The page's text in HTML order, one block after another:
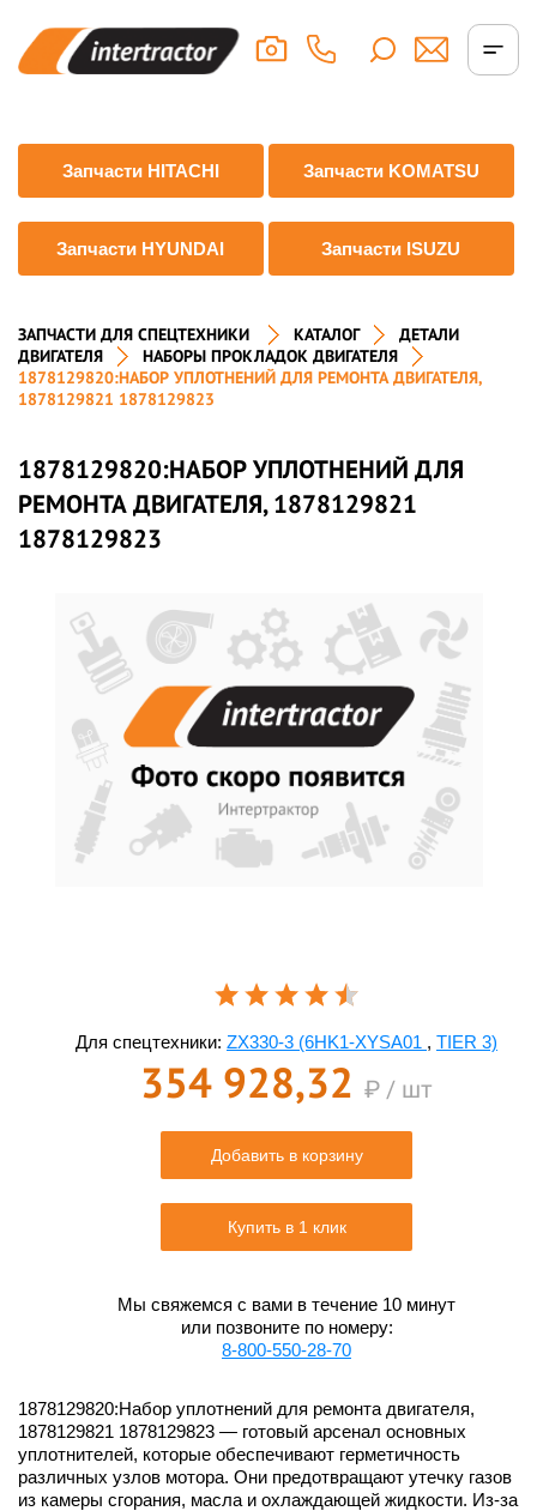
Запчасти HITACHI Запчасти KOMATSU
Запчасти HYUNDAI Запчасти ISUZU
ЗАПЧАСТИ ДЛЯ СПЕЦТЕХНИКИ КАТАЛОГ
ДЕТАЛИ
ДВИГАТЕЛЯ
НАБОРЫ ПРОКЛАДОК ДВИГАТЕЛЯ
1878129820:НАБОР УПЛОТНЕНИЙ ДЛЯ РЕМОНТА ДВИГАТЕЛЯ,
1878129821 1878129823
1878129820:НАБОР УПЛОТНЕНИЙ ДЛЯ
РЕМОНТА ДВИГАТЕЛЯ, 1878129821
1878129823
Для спецтехники: ZX330-3 (6HK1-XYSA01 , TIER 3)
354 928,32 ₽ / шт
Добавить в корзину
Купить в 1 клик
Мы свяжемся с вами в течение 10 минут
или позвоните по номеру:
8-800-550-28-70
1878129820:Набор уплотнений для ремонта двигателя,
1878129821 1878129823 — готовый арсенал основных
уплотнителей, которые обеспечивают герметичность
различных узлов мотора. Они предотвращают утечку газов
из камеры сгорания, масла и охлаждающей жидкости. Из-за